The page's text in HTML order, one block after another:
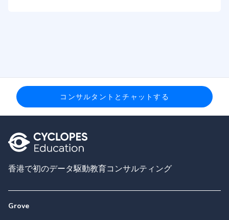
コンサルタントとチャットする
香港で初のデータ駆動教育コンサルティング
Grove